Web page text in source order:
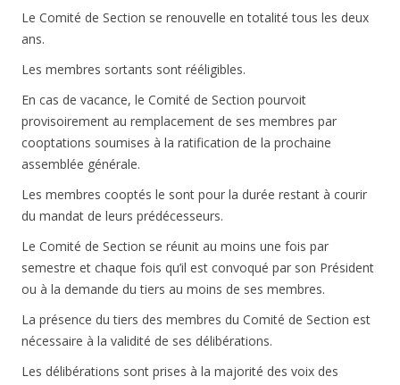
Le Comité de Section se renouvelle en totalité tous les deux
ans.
Les membres sortants sont rééligibles.
En cas de vacance, le Comité de Section pourvoit
provisoirement au remplacement de ses membres par
cooptations soumises à la ratification de la prochaine
assemblée générale.
Les membres cooptés le sont pour la durée restant à courir
du mandat de leurs prédécesseurs.
Le Comité de Section se réunit au moins une fois par
semestre et chaque fois qu’il est convoqué par son Président
ou à la demande du tiers au moins de ses membres.
La présence du tiers des membres du Comité de Section est
nécessaire à la validité de ses délibérations.
Les délibérations sont prises à la majorité des voix des